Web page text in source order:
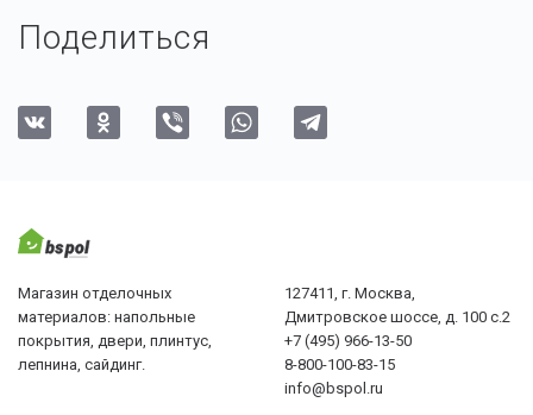
Поделиться
Магазин отделочных
материалов: напольные
покрытия, двери, плинтус,
лепнина, сайдинг.
127411, г. Москва,
Дмитровское шоссе, д. 100 с.2
+7 (495) 966-13-50
8-800-100-83-15
info@bspol.ru